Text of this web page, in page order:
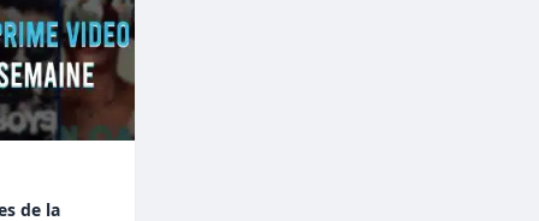
de la